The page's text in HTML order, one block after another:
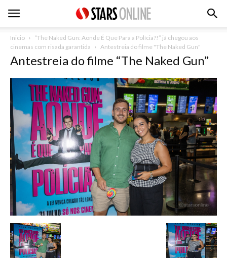
Inicio
“The Naked Gun: Aonde É Que Para a Polícia?!” já chegou aos
cinemas com risada garantida
Antestreia do filme "The Naked Gun"
Antestreia do filme “The Naked Gun”